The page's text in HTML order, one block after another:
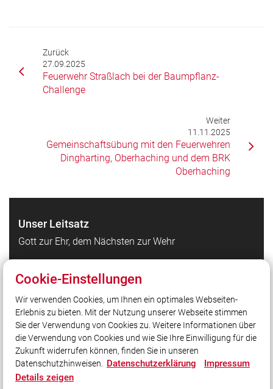
Zurück
27.09.2025
Feuerwehr Straßlach bei der Baumpflanz-
Challenge
Weiter
11.11.2025
Gemeinschaftsübung mit den Feuerwehren
Dingharting, Oberhaching und dem BRK
Oberhaching
Unser Leitsatz
Gott zur Ehr, dem Nächsten zur Wehr
Quicklinks
Gemeinde Straßlach
Kreisbrandinspektion LKR München
LFV Bayern
Social Media
Cookie-Einstellungen
Wir verwenden Cookies, um Ihnen ein optimales Webseiten-
Erlebnis zu bieten. Mit der Nutzung unserer Webseite stimmen
Sie der Verwendung von Cookies zu. Weitere Informationen über
die Verwendung von Cookies und wie Sie Ihre Einwilligung für die
Zukunft widerrufen können, finden Sie in unseren
Datenschutzhinweisen. Datenschutzerklärung
Impressum
Details zeigen